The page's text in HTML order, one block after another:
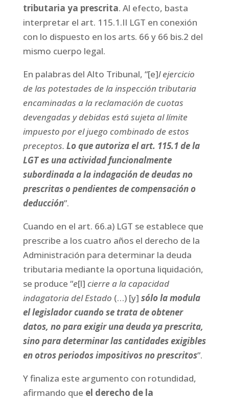
tributaria ya prescrita. Al efecto, basta
interpretar el art. 115.1.II LGT en conexión
con lo dispuesto en los arts. 66 y 66 bis.2 del
mismo cuerpo legal.
En palabras del Alto Tribunal, “[e]l ejercicio
de las potestades de la inspección tributaria
encaminadas a la reclamación de cuotas
devengadas y debidas está sujeta al límite
impuesto por el juego combinado de estos
preceptos. Lo que autoriza el art. 115.1 de la
LGT es una actividad funcionalmente
subordinada a la indagación de deudas no
prescritas o pendientes de compensación o
deducción”.
Cuando en el art. 66.a) LGT se establece que
prescribe a los cuatro años el derecho de la
Administración para determinar la deuda
tributaria mediante la oportuna liquidación,
se produce “e[l] cierre a la capacidad
indagatoria del Estado (…) [y] sólo la modula
el legislador cuando se trata de obtener
datos, no para exigir una deuda ya prescrita,
sino para determinar las cantidades exigibles
en otros periodos impositivos no prescritos”.
Y finaliza este argumento con rotundidad,
afirmando que el derecho de la